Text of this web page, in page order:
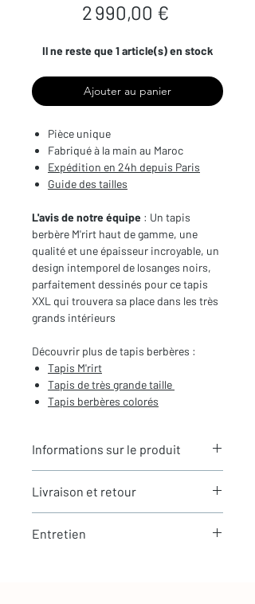
2 990,00 €
Il ne reste que 1 article(s) en stock
Ajouter au panier
Pièce unique
Fabriqué à la main au Maroc
Expédition en 24h depuis Paris
Guide des tailles
L'avis de notre équipe : Un tapis
berbère M'rirt haut de gamme, une
qualité et une épaisseur incroyable, un
design intemporel de losanges noirs,
parfaitement dessinés pour ce tapis
XXL qui trouvera sa place dans les très
grands intérieurs
Découvrir plus de tapis berbères :
Tapis M'rirt
Tapis de très grande taille
Tapis berbères colorés
Informations sur le produit
Motifs: Motifs de losanges
Dimensions du tapis: 4,13X3,10m
(hors franges)
Livraison et retour
Expédition rapide depuis Paris 🇫🇷 -
Entretien